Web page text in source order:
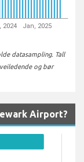
2024 Jan, 2025
datasampling. Tall
og bør
Airport?